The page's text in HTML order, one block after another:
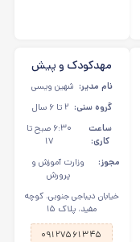
مهدکودک و پیش
دبستانی دلوان در
دیباجی
نام مدیر: شهین ویسی
گروه سنی: ۲ تا ۶ سال
ساعت
کاری:
۶:۳۰ صبح تا
۱۷
مجوز:
وزارت آموزش و
پرورش
خیابان دیباجی جنوبی، کوچه
مفید، پلاک ۱۵
۰۹۱۲۷۵۶۱۳۴۵